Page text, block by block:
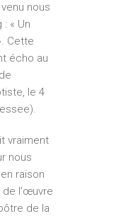
nous
« Un
Cette
écho au
le 4
vraiment
nous
raison
l’œuvre
de la